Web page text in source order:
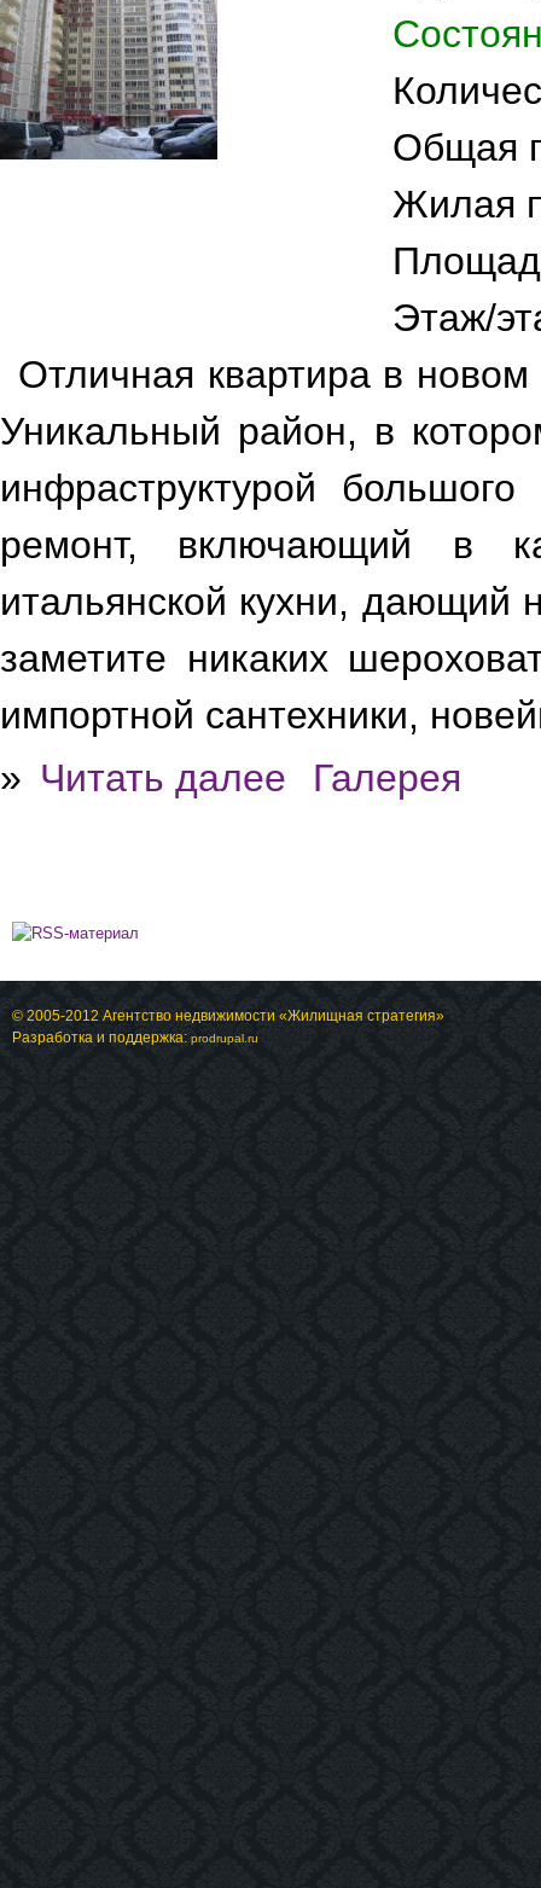
Общая
Жилая
Этаж/
Отличная квартира в
Уникальный район, в
инфраструктурой
ремонт, включающий в
итальянской кухни,
заметите никаких
импортной сантехники,
» Читать далее Галерея
© 2005-2012 Агентство недвижимости «Жилищная стратегия»
Разработка и поддержка: prodrupal.ru